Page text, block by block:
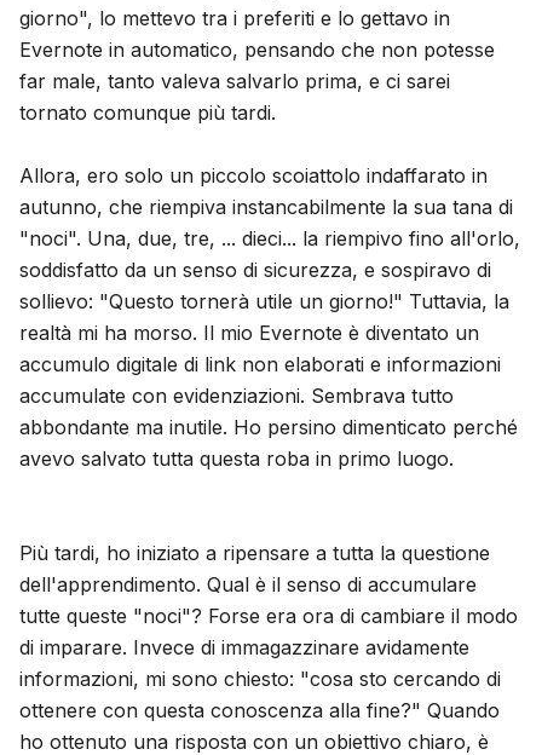
giorno", lo mettevo tra i preferiti e lo gettavo in
Evernote in automatico, pensando che non potesse
far male, tanto valeva salvarlo prima, e ci sarei
tornato comunque più tardi.
Allora, ero solo un piccolo scoiattolo indaffarato in
autunno, che riempiva instancabilmente la sua tana di
"noci". Una, due, tre, ... dieci... la riempivo fino all'orlo,
soddisfatto da un senso di sicurezza, e sospiravo di
sollievo: "Questo tornerà utile un giorno!" Tuttavia, la
realtà mi ha morso. Il mio Evernote è diventato un
accumulo digitale di link non elaborati e informazioni
accumulate con evidenziazioni. Sembrava tutto
abbondante ma inutile. Ho persino dimenticato perché
avevo salvato tutta questa roba in primo luogo.
Più tardi, ho iniziato a ripensare a tutta la questione
dell'apprendimento. Qual è il senso di accumulare
tutte queste "noci"? Forse era ora di cambiare il modo
di imparare. Invece di immagazzinare avidamente
informazioni, mi sono chiesto: "cosa sto cercando di
ottenere con questa conoscenza alla fine?" Quando
ho ottenuto una risposta con un obiettivo chiaro, è